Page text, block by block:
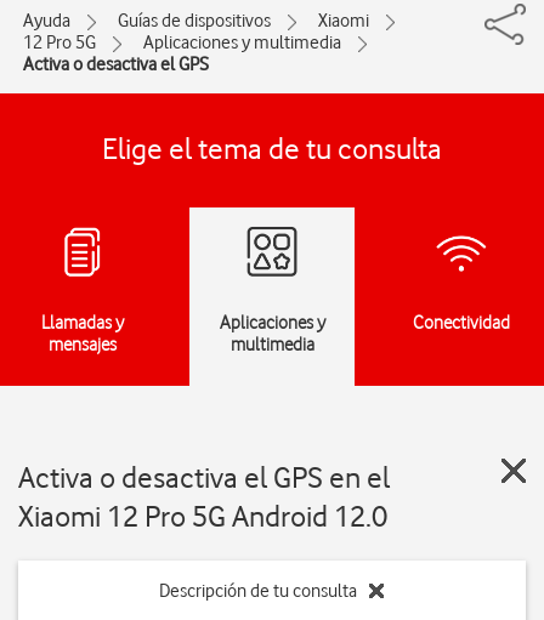
Ayuda Guías de dispositivos
Xiaomi
12 Pro 5G
Aplicaciones y multimedia
Activa o desactiva el GPS
Elige el tema de tu consulta
Llamadas y
mensajes
Aplicaciones y
multimedia
Conectividad
Activa o desactiva el GPS en el
Xiaomi 12 Pro 5G Android 12.0
Descripción de tu consulta